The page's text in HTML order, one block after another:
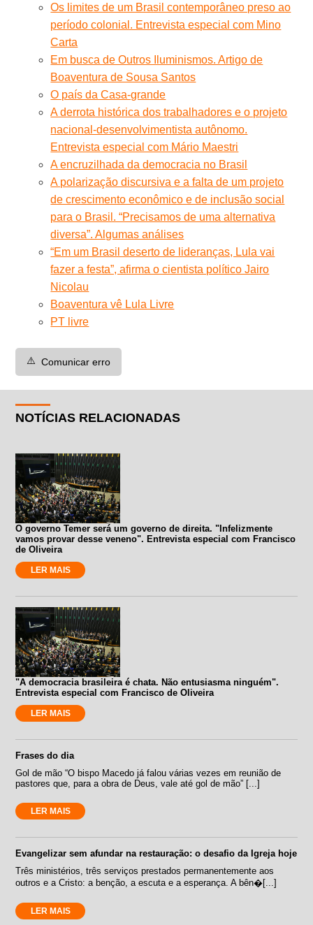
Os limites de um Brasil contemporâneo preso ao
período colonial. Entrevista especial com Mino
Carta
Em busca de Outros Iluminismos. Artigo de
Boaventura de Sousa Santos
O país da Casa-grande
A derrota histórica dos trabalhadores e o projeto
nacional-desenvolvimentista autônomo.
Entrevista especial com Mário Maestri
A encruzilhada da democracia no Brasil
A polarização discursiva e a falta de um projeto
de crescimento econômico e de inclusão social
para o Brasil. “Precisamos de uma alternativa
diversa”. Algumas análises
“Em um Brasil deserto de lideranças, Lula vai
fazer a festa”, afirma o cientista político Jairo
Nicolau
Boaventura vê Lula Livre
PT livre
⚠️ Comunicar erro
NOTÍCIAS RELACIONADAS
O governo Temer será um governo de direita. "Infelizmente
vamos provar desse veneno". Entrevista especial com Francisco
de Oliveira
LER MAIS
"A democracia brasileira é chata. Não entusiasma ninguém".
Entrevista especial com Francisco de Oliveira
LER MAIS
Frases do dia
Gol de mão “O bispo Macedo já falou várias vezes em reunião de
pastores que, para a obra de Deus, vale até gol de mão” [...]
LER MAIS
Evangelizar sem afundar na restauração: o desafio da Igreja hoje
Três ministérios, três serviços prestados permanentemente aos
outros e a Cristo: a benção, a escuta e a esperança. A bên�[...]
LER MAIS